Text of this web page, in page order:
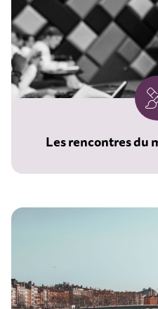
Les rencontres du